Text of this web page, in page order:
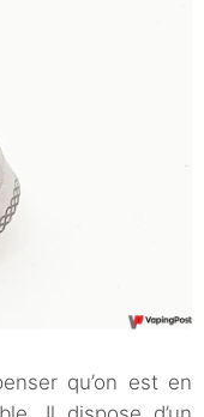
qu’on est en